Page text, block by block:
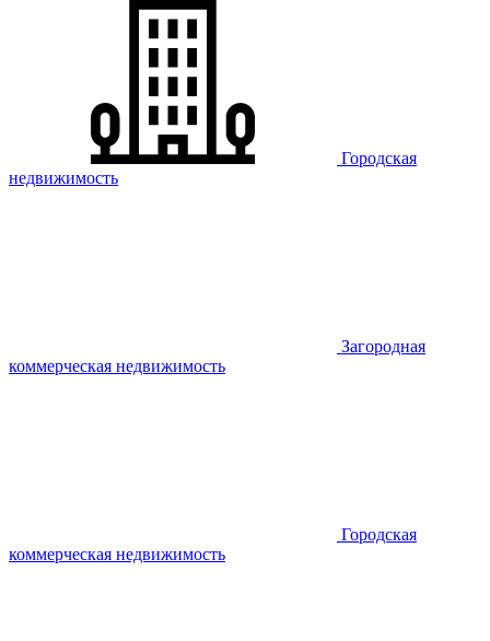
Городская
недвижимость
Загородная
коммерческая недвижимость
Городская
коммерческая недвижимость